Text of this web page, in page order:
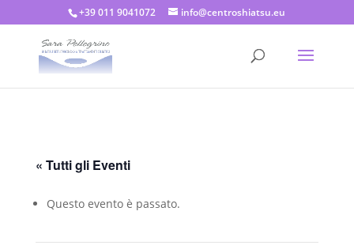
+39 011 9041072 info@centroshiatsu.eu
« Tutti gli Eventi
Questo evento è passato.